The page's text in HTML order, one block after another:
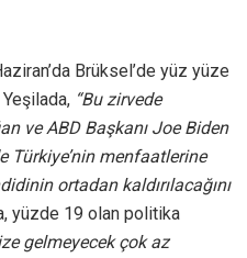
Brüksel’de yüz yüze
“Bu zirvede
ve ABD Başkanı Joe Biden
Türkiye’nin menfaatlerine
ortadan kaldırılacağını
yüzde 19 olan politika
gelmeyecek çok az